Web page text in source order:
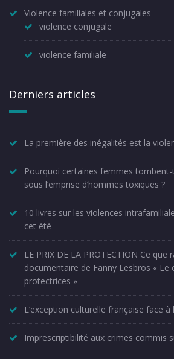
Violence familiales et conjugales
violence conjugale
violence familiale
Derniers articles
La première des inégalités est la
Pourquoi certaines femmes tombent-
sous l’emprise d’hommes toxiques ?
10 livres sur les violences
cet été
LE PRIX DE LA PROTECTION Ce que
documentaire de Fanny Lesbros « Le
protectrices »
L’exception culturelle française face
Imprescriptibilité aux crimes commis